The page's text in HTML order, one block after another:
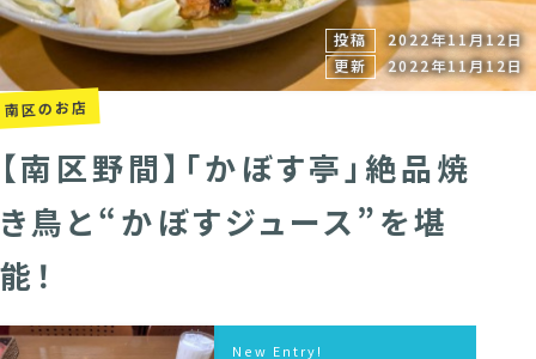
投稿
2022年11月12日
更新
2022年11月12日
区のお店
【南区野間】「かぼす亭」絶品焼
き鳥と“かぼすジュース”を堪
能！
New Entry!